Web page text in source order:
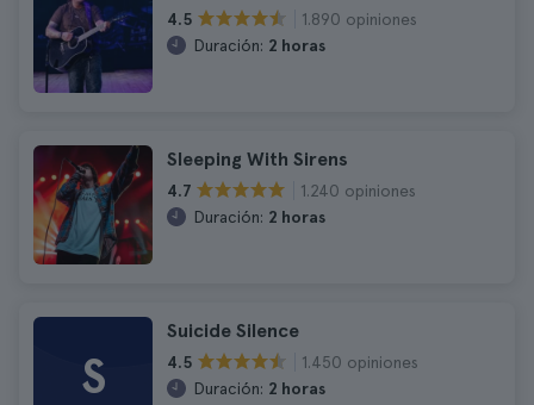
4.5
1.890 opiniones
Duración: 2 horas
Sleeping With Sirens
4.7
1.240 opiniones
Duración: 2 horas
S
Suicide Silence
4.5
1.450 opiniones
Duración: 2 horas